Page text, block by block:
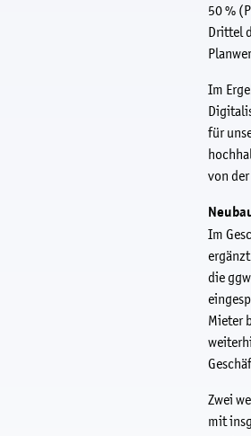
50 %
Drittel
Im
für
von
Im
die
Mieter
Zwei
mit